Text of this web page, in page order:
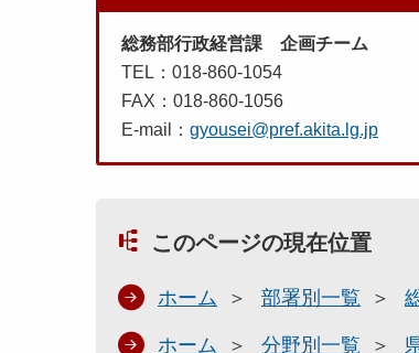
総務部行政経営課 企画チーム
TEL：018-860-1054
FAX：018-860-1056
E-mail： gyousei@pref.akita.lg.jp
このページの現在位置
ホーム 部署別一覧
ホーム 分野別一覧